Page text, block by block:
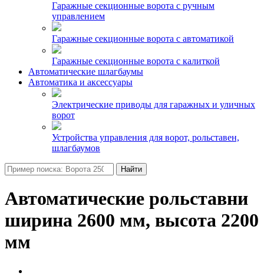
Гаражные секционные ворота с ручным
управлением
Гаражные секционные ворота с автоматикой
Гаражные секционные ворота с калиткой
Автоматические шлагбаумы
Автоматика и аксессуары
Электрические приводы для гаражных и уличных
ворот
Устройства управления для ворот, рольставен,
шлагбаумов
Найти
Автоматические рольставни
ширина 2600 мм, высота 2200
мм